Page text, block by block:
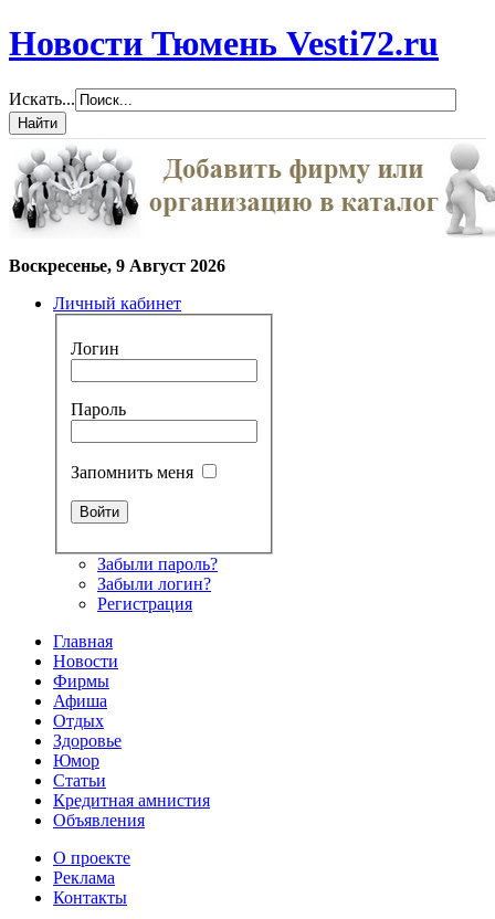
Новости Тюмень Vesti72.ru
Искать...
Воскресенье, 9 Август 2026
Личный кабинет
Логин
Пароль
Запомнить меня
Забыли пароль?
Забыли логин?
Регистрация
Главная
Новости
Фирмы
Афиша
Отдых
Здоровье
Юмор
Статьи
Кредитная амнистия
Объявления
О проекте
Реклама
Контакты